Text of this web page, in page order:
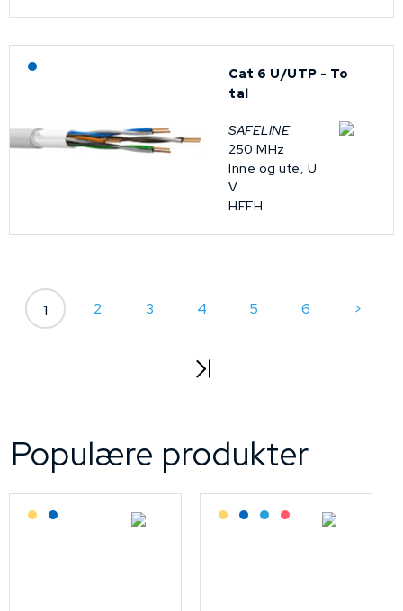
Cat 6 U/UTP - To
tal
SAFELINE
250 MHz
Inne og ute, U
V
HFFH
1 2 3 4 5 6 >
Populære produkter
Lagerført: Grossist
Lagerført: NEK Kabel Lagerført: Grossist
Lagerført: NEK Kabel
Bestilling: 2-3 uker
På forespørsel